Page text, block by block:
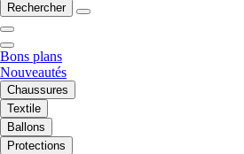
Rechercher
Bons plans
Nouveautés
Chaussures
Textile
Ballons
Protections